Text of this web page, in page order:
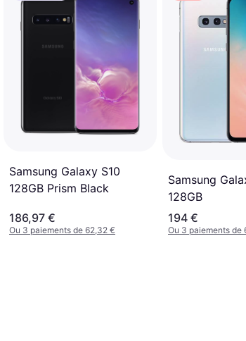
Samsung Galaxy S10
128GB Prism Black
186,97 €
Ou 3 paiements de 62,32 €
Samsung
128GB
194 €
Ou 3 paiements de